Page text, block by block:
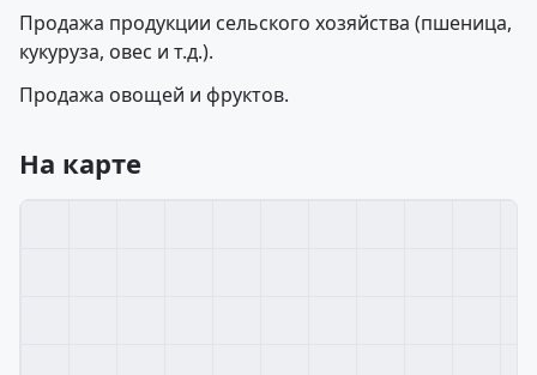
Продажа продукции сельского хозяйства (пшеница,
кукуруза, овес и т.д.).
Продажа овощей и фруктов.
На карте